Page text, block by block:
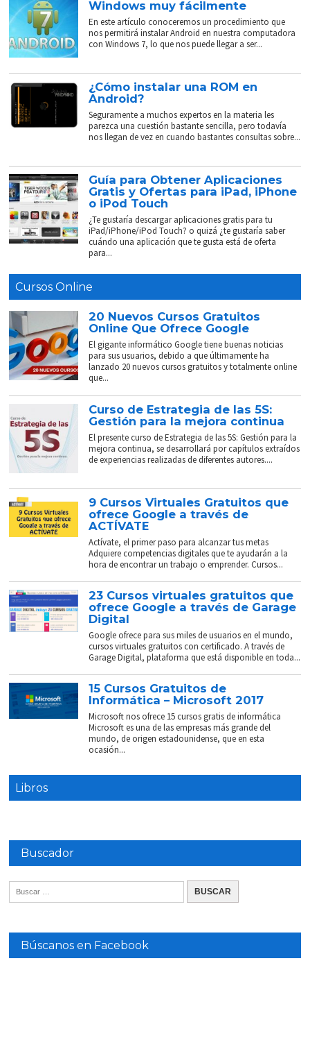
Windows muy fácilmente
En este artículo conoceremos un procedimiento que
nos permitirá instalar Android en nuestra computadora
con Windows 7, lo que nos puede llegar a ser...
¿Cómo instalar una ROM en
Android?
Seguramente a muchos expertos en la materia les
parezca una cuestión bastante sencilla, pero todavía
nos llegan de vez en cuando bastantes consultas sobre...
Guía para Obtener Aplicaciones
Gratis y Ofertas para iPad, iPhone
o iPod Touch
¿Te gustaría descargar aplicaciones gratis para tu
iPad/iPhone/iPod Touch? o quizá ¿te gustaría saber
cuándo una aplicación que te gusta está de oferta
para...
Cursos Online
20 Nuevos Cursos Gratuitos
Online Que Ofrece Google
El gigante informático Google tiene buenas noticias
para sus usuarios, debido a que últimamente ha
lanzado 20 nuevos cursos gratuitos y totalmente online
que...
Curso de Estrategia de las 5S:
Gestión para la mejora continua
El presente curso de Estrategia de las 5S: Gestión para la
mejora continua, se desarrollará por capítulos extraídos
de experiencias realizadas de diferentes autores....
9 Cursos Virtuales Gratuitos que
ofrece Google a través de
ACTÍVATE
Actívate, el primer paso para alcanzar tus metas
Adquiere competencias digitales que te ayudarán a la
hora de encontrar un trabajo o emprender. Cursos...
23 Cursos virtuales gratuitos que
ofrece Google a través de Garage
Digital
Google ofrece para sus miles de usuarios en el mundo,
cursos virtuales gratuitos con certificado. A través de
Garage Digital, plataforma que está disponible en toda...
15 Cursos Gratuitos de
Informática – Microsoft 2017
Microsoft nos ofrece 15 cursos gratis de informática
Microsoft es una de las empresas más grande del
mundo, de origen estadounidense, que en esta
ocasión...
Libros
Buscador
Búscanos en Facebook